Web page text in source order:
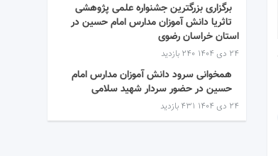
برگزاری بزرگترین جشنواره علمی پژوهشی
تاثریا دانش آموزان مدارس امام حسین در
استان خراسان رضوی
۲۴ دی ۱۴۰۴ 240 بازدید
همخوانی سرود دانش آموزان مدارس امام
حسین در حضور سردار شهید سلامی
۲۴ دی ۱۴۰۴ 431 بازدید